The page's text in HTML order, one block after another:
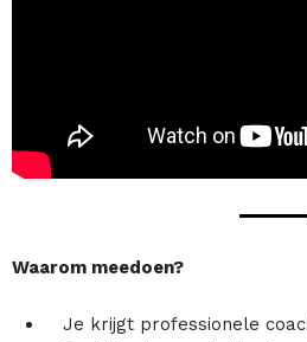
Waarom meedoen?
Je krijgt professionele